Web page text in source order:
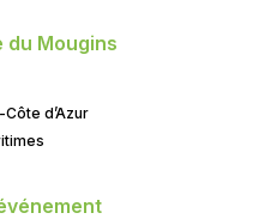
du Mougins
d’Azur